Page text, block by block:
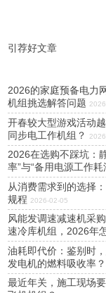
引荐好文章
2026的家庭预备电力
机组挑选解答问题
开春较大型游戏活动
同步电工作机组？
2026在选购不踩坑：
率”与“备用电源工作耗
从消费需求到的选择
规程 2026-02-05
风能发调速减速机采
速冷库机组，2026年
油耗即代价：鉴别时
发电机的燃料吸收率？
最近年关，施工现场